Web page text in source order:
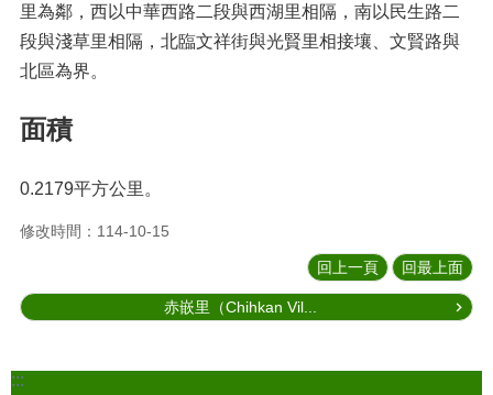
里為鄰，西以中華西路二段與西湖里相隔，南以民生路二
段與淺草里相隔，北臨文祥街與光賢里相接壤、文賢路與
北區為界。
面積
0.2179平方公里。
修改時間：114-10-15
回上一頁 回最上面
赤嵌里（Chihkan Vil...
:::